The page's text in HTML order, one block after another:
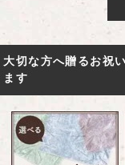
大切な方へ贈るお祝
ます